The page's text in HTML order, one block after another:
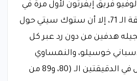
فريق إيفرتون لأول مرة في
المقدمة في الدقيقة الـ 71، إلا أن ستوك سيتي حول
هدفين من دون رد عبر كل
خوسيلو، والنمساوي
ماركو آرناوتوفيتش في الدقيقتين الـ (80، و89 من